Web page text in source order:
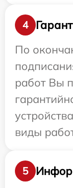
4
По
работ Вы
виды
5